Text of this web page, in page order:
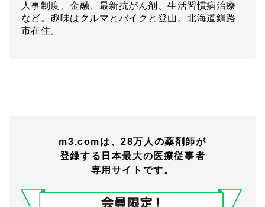
人事制度、金融、最新抗がん剤、生活習慣病治療
など。趣味はクルマとバイクと登山。北海道釧路
市在住。
m3.comは、28万人の薬剤師が
登録する日本最大の医療従事者
専用サイトです。